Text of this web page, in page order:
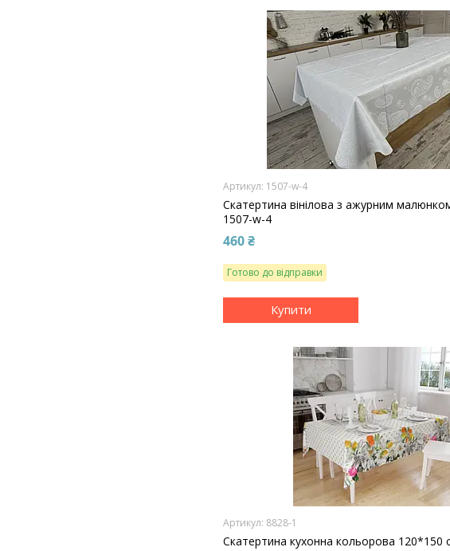
1507-w-4
Скатертина вінілова з ажурним
1507-w-4
460 ₴
Готово до відправки
Купити
8828-1
Скатертина кухонна кольорова 120*150